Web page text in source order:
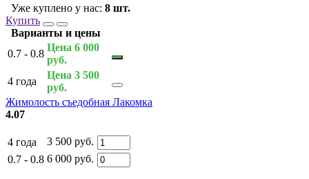
Уже куплено у нас: 8 шт.
Купить
Варианты и цены
0.7 - 0.8
Цена 6 000
руб.
4 года
Цена 3 500
руб.
Жимолость съедобная Лакомка
4.07
4 года
3 500 руб.
0.7 - 0.8 6 000 руб.